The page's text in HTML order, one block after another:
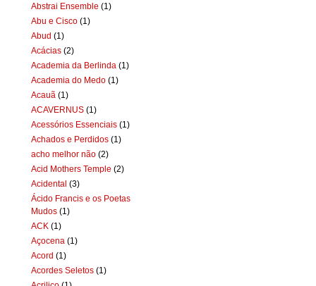
Abstrai Ensemble (1)
Abu e Cisco (1)
Abud (1)
Acácias (2)
Academia da Berlinda (1)
Academia do Medo (1)
Acauã (1)
ACAVERNUS (1)
Acessórios Essenciais (1)
Achados e Perdidos (1)
acho melhor não (2)
Acid Mothers Temple (2)
Acidental (3)
Ácido Francis e os Poetas
Mudos (1)
ACK (1)
Açocena (1)
Acord (1)
Acordes Seletos (1)